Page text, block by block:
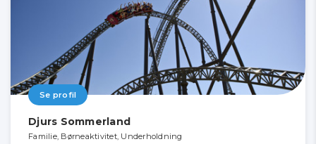
Se profil
Djurs Sommerland
Familie, Børneaktivitet, Underholdning